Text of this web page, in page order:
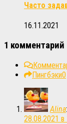
Часто
16.11.2021
1 комментарий
Пингбэки0
Alina:
28.08.2021 в